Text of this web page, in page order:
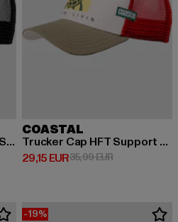
Trucker Cap HFT Spread Stoke
35,99 EUR
COASTAL
Trucker Cap HFT Support Slow
29,15 EUR
Ajankohtainen hinta: 29,15 EUR
35,99 EUR
-19%